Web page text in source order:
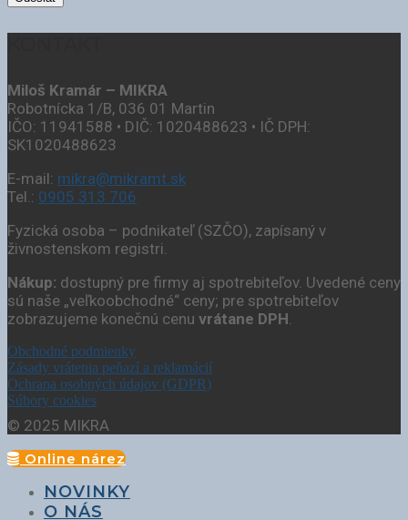
Miloš Kramár – MIKRA
Robotnícka 1/B, 036 01 Martin
IČO: 11941588 • DIČ: 1020488623 • IČ DPH:
SK1020488623
E-mail: mikra@mikramt.sk
Tel.: 0905 313 706
Fyzická osoba – podnikateľ (SZČO), zapísaný v
živnostenskom registri.
Nákup: dostupný pre firmy aj spotrebiteľov. Uvedené ceny
sú naše „veľkoobchodné“ ceny; pre spotrebiteľov
zobrazujeme konečnú cenu vrátane DPH.
Obchodné podmienky
Zásady vrátenia peňazí a reklamácií
Ochrana osobných údajov (GDPR)
Súbory cookies
© 2025 MIKRA
Online nárez
NOVINKY
O NÁS